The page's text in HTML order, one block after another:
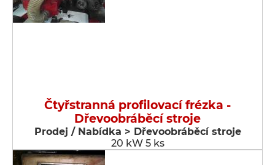
Čtyřstranná profilovací frézka -
Dřevoobráběcí stroje
Prodej / Nabídka > Dřevoobráběcí stroje
20 kW 5 ks